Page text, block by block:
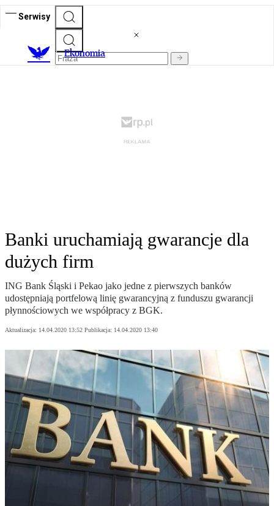
Serwisy
Ekonomia
Banki uruchamiają gwarancje dla
dużych firm
ING Bank Śląski i Pekao jako jedne z pierwszych banków
udostępniają portfelową linię gwarancyjną z funduszu gwarancji
płynnościowych we współpracy z BGK.
Aktualizacja: 14.04.2020 13:52 Publikacja: 14.04.2020 13:40